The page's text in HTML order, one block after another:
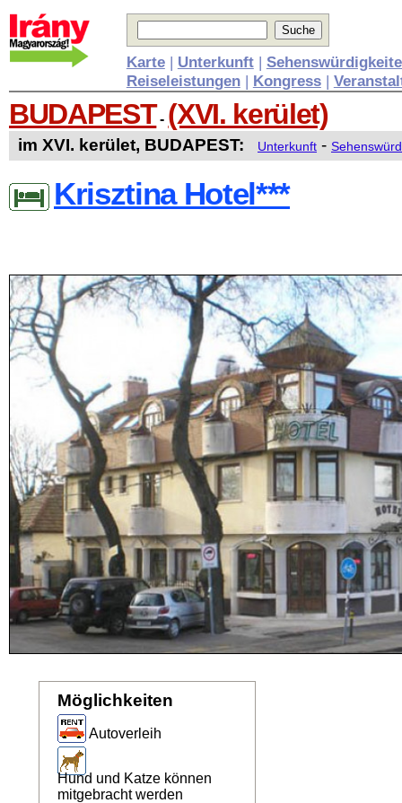
Karte| Unterkunft|
Reiseleistungen| Kongress|
BUDAPEST - (XVI. kerület)
im XVI. kerület, BUDAPEST: Unterkunft -
Krisztina Hotel***
Möglichkeiten
Autoverleih
Hund und Katze können
mitgebracht werden